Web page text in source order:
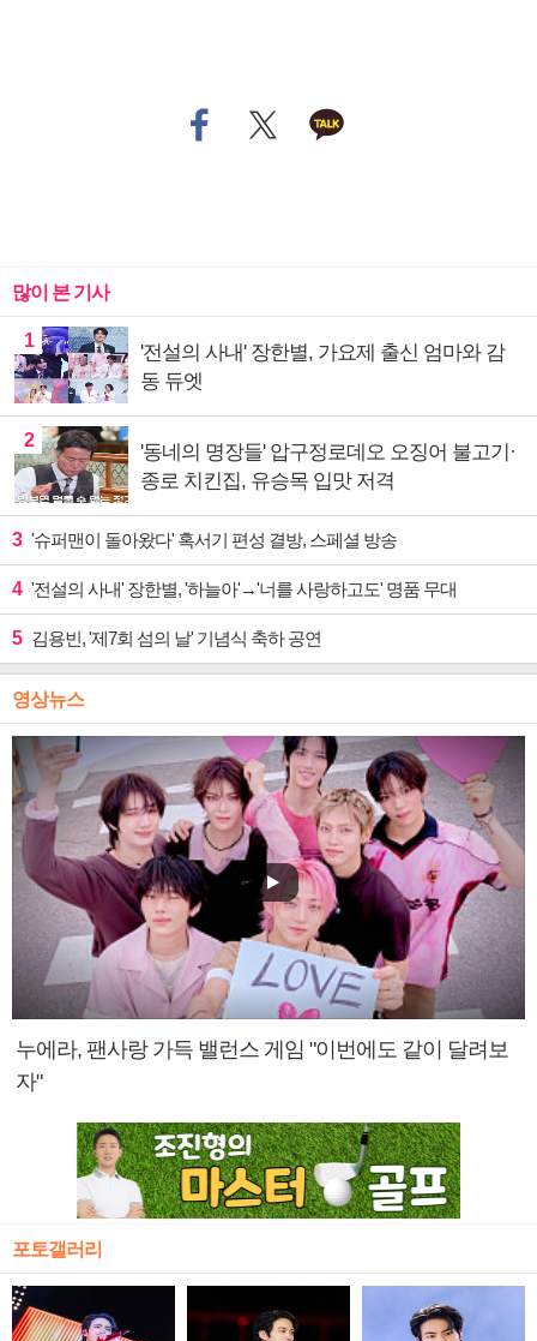
많이 본 기사
1
'전설의 사내' 장한별, 가요제 출신 엄마와 감
동 듀엣
2
'동네의 명장들' 압구정로데오 오징어 불고기·
종로 치킨집, 유승목 입맛 저격
3 '슈퍼맨이 돌아왔다' 혹서기 편성 결방, 스페셜 방송
4 '전설의 사내' 장한별, '하늘아'→'너를 사랑하고도' 명품 무대
5 김용빈, '제7회 섬의 날' 기념식 축하 공연
영상뉴스
누에라, 팬사랑 가득 밸런스 게임 "이번에도 같이 달려보
자"
포토갤러리